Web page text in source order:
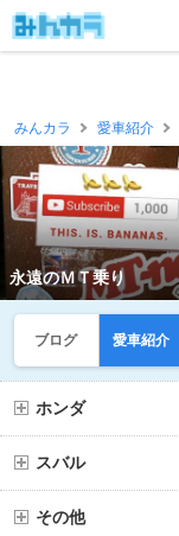
みんカラ 愛車紹介
永遠のＭＴ乗り
ブログ 愛車紹介
ホンダ
スバル
その他